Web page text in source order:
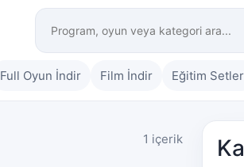
Full Oyun İndir Film İndir Eğitim
1 içerik